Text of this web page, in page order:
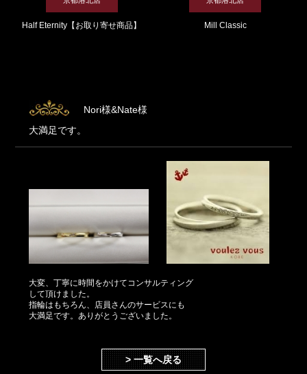
Half Eternity【お取り寄せ商品】 Mill Classic
Nori様&Nate様
大満足です。
大変、丁寧に時間をかけてコンサルティング
して頂けました。
指輪はもちろん、店員さんのサービスにも
大満足です。ありがとうございました。
> 一覧へ戻る